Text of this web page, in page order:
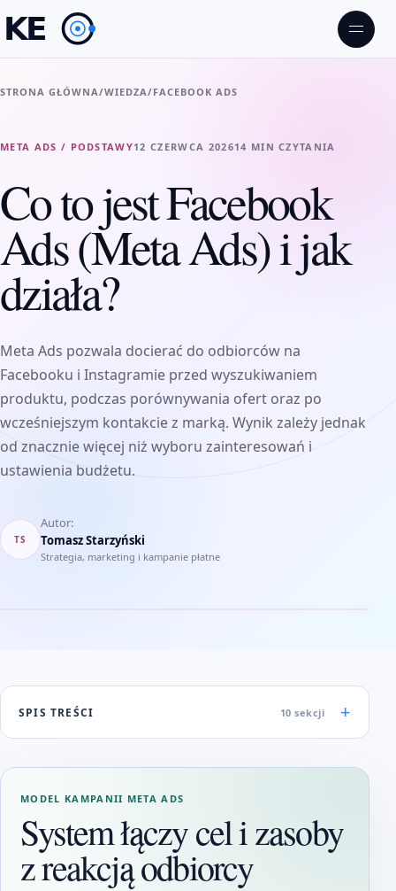
STRONA GŁÓWNA/WIEDZA/FACEBOOK ADS
META ADS / PODSTAWY12 CZERWCA 202614 MIN CZYTANIA
Co to jest Facebook
Ads (Meta Ads) i jak
działa?
Meta Ads pozwala docierać do odbiorców na
Facebooku i Instagramie przed wyszukiwaniem
produktu, podczas porównywania ofert oraz po
wcześniejszym kontakcie z marką. Wynik zależy jednak
od znacznie więcej niż wyboru zainteresowań i
ustawienia budżetu.
TS
Autor:
Tomasz Starzyński
Strategia, marketing i kampanie płatne
SPIS TREŚCI 10 sekcji
MODEL KAMPANII META ADS
System łączy cel i zasoby
z reakcją odbiorcy